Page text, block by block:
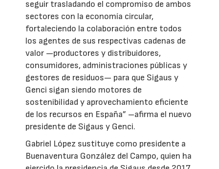
seguir trasladando el compromiso de ambos
sectores con la economía circular,
fortaleciendo la colaboración entre todos
los agentes de sus respectivas cadenas de
valor —productores y distribuidores,
consumidores, administraciones públicas y
gestores de residuos— para que Sigaus y
Genci sigan siendo motores de
sostenibilidad y aprovechamiento eficiente
de los recursos en España” –afirma el nuevo
presidente de Sigaus y Genci.
Gabriel López sustituye como presidente a
Buenaventura González del Campo, quien ha